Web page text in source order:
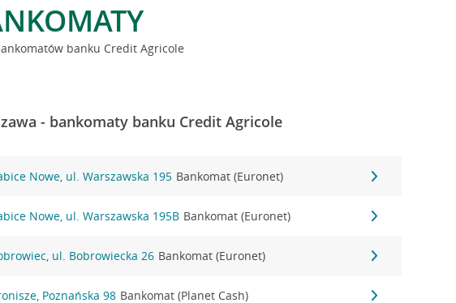
banku Credit Agricole
- bankomaty banku Credit Agricole
Nowe, ul. Warszawska 195 Bankomat (Euronet)
Nowe, ul. Warszawska 195B Bankomat (Euronet)
ul. Bobrowiecka 26 Bankomat (Euronet)
Poznańska 98 Bankomat (Planet Cash)